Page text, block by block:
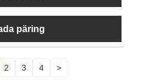
päring
2 3 4 >